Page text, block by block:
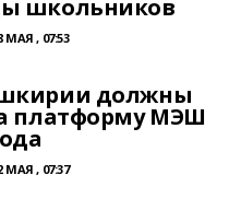
школьников
МАЯ , 07:53
должны
платформу МЭШ
МАЯ , 07:37